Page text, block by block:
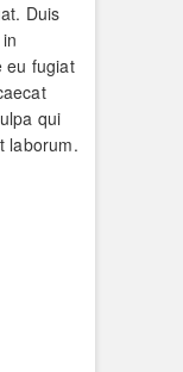
Duis
eu fugiat
qui
laborum.